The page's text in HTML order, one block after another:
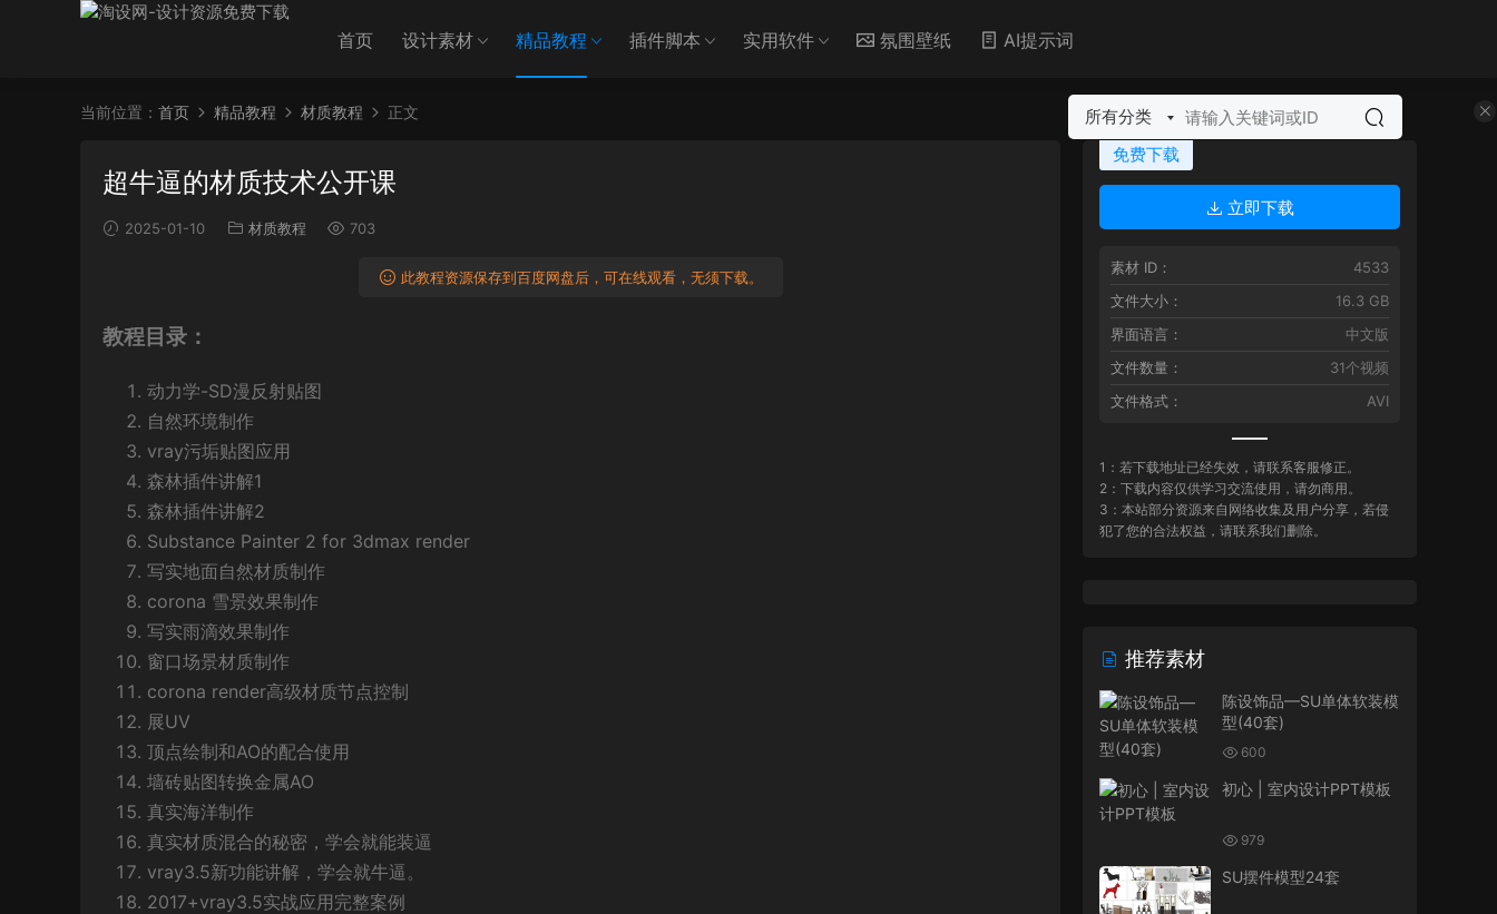
首页 设计素材 精品教程 插件脚本 实用软件 氛围壁纸 AI提示词
所有分类
当前位置： 首页 精品教程 材质教程 正文
超牛逼的材质技术公开课
2025-01-10 材质教程 703
此教程资源保存到百度网盘后，可在线观看，无须下载。
教程目录：
动力学-SD漫反射贴图
自然环境制作
vray污垢贴图应用
森林插件讲解1
森林插件讲解2
Substance Painter 2 for 3dmax render
写实地面自然材质制作
corona 雪景效果制作
写实雨滴效果制作
窗口场景材质制作
corona render高级材质节点控制
展UV
顶点绘制和AO的配合使用
墙砖贴图转换金属AO
真实海洋制作
真实材质混合的秘密，学会就能装逼
vray3.5新功能讲解，学会就牛逼。
2017+vray3.5实战应用完整案例
免费下载
立即下载
素材 ID：
4533
文件大小：
16.3 GB
界面语言：
中文版
文件数量：
31个视频
文件格式：
AVI
1：若下载地址已经失效，请联系客服修正。
2：下载内容仅供学习交流使用，请勿商用。
3：本站部分资源来自网络收集及用户分享，若侵
犯了您的合法权益，请联系我们删除。
推荐素材
陈设饰品—SU单体软装模
型(40套)
600
初心 | 室内设计PPT模板
979
SU摆件模型24套